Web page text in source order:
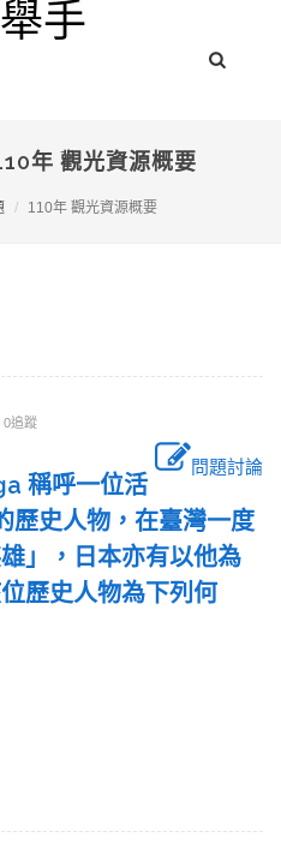
年 觀光資源概要
110年 觀光資源概要
0追蹤
問題討論
稱呼一位活
歷史人物，在臺灣一度
」，日本亦有以他為
歷史人物為下列何